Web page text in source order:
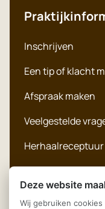
Inschrijven
Een tip of klacht
Afspraak maken
Veelgestelde
Herhaalreceptuur
Deze website
Wij gebruiken